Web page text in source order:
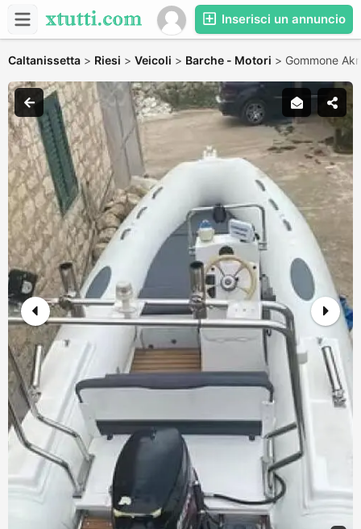
Inserisci un annuncio
Caltanissetta > Riesi > Veicoli > Barche - Motori > Gommone